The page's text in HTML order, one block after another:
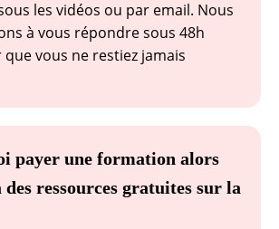
les vidéos ou par email. Nous
à vous répondre sous 48h
vous ne restiez jamais
payer une formation alors
ressources gratuites sur la